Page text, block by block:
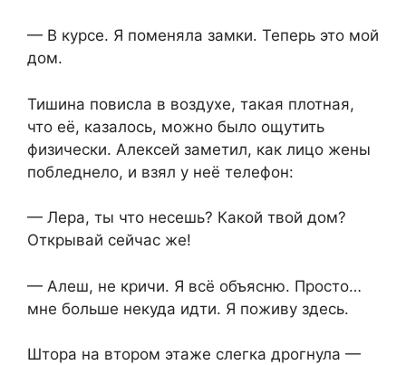
— В курсе. Я поменяла замки. Теперь это мой
дом.
Тишина повисла в воздухе, такая плотная,
что её, казалось, можно было ощутить
физически. Алексей заметил, как лицо жены
побледнело, и взял у неё телефон:
— Лера, ты что несешь? Какой твой дом?
Открывай сейчас же!
— Алеш, не кричи. Я всё объясню. Просто…
мне больше некуда идти. Я поживу здесь.
Штора на втором этаже слегка дрогнула —